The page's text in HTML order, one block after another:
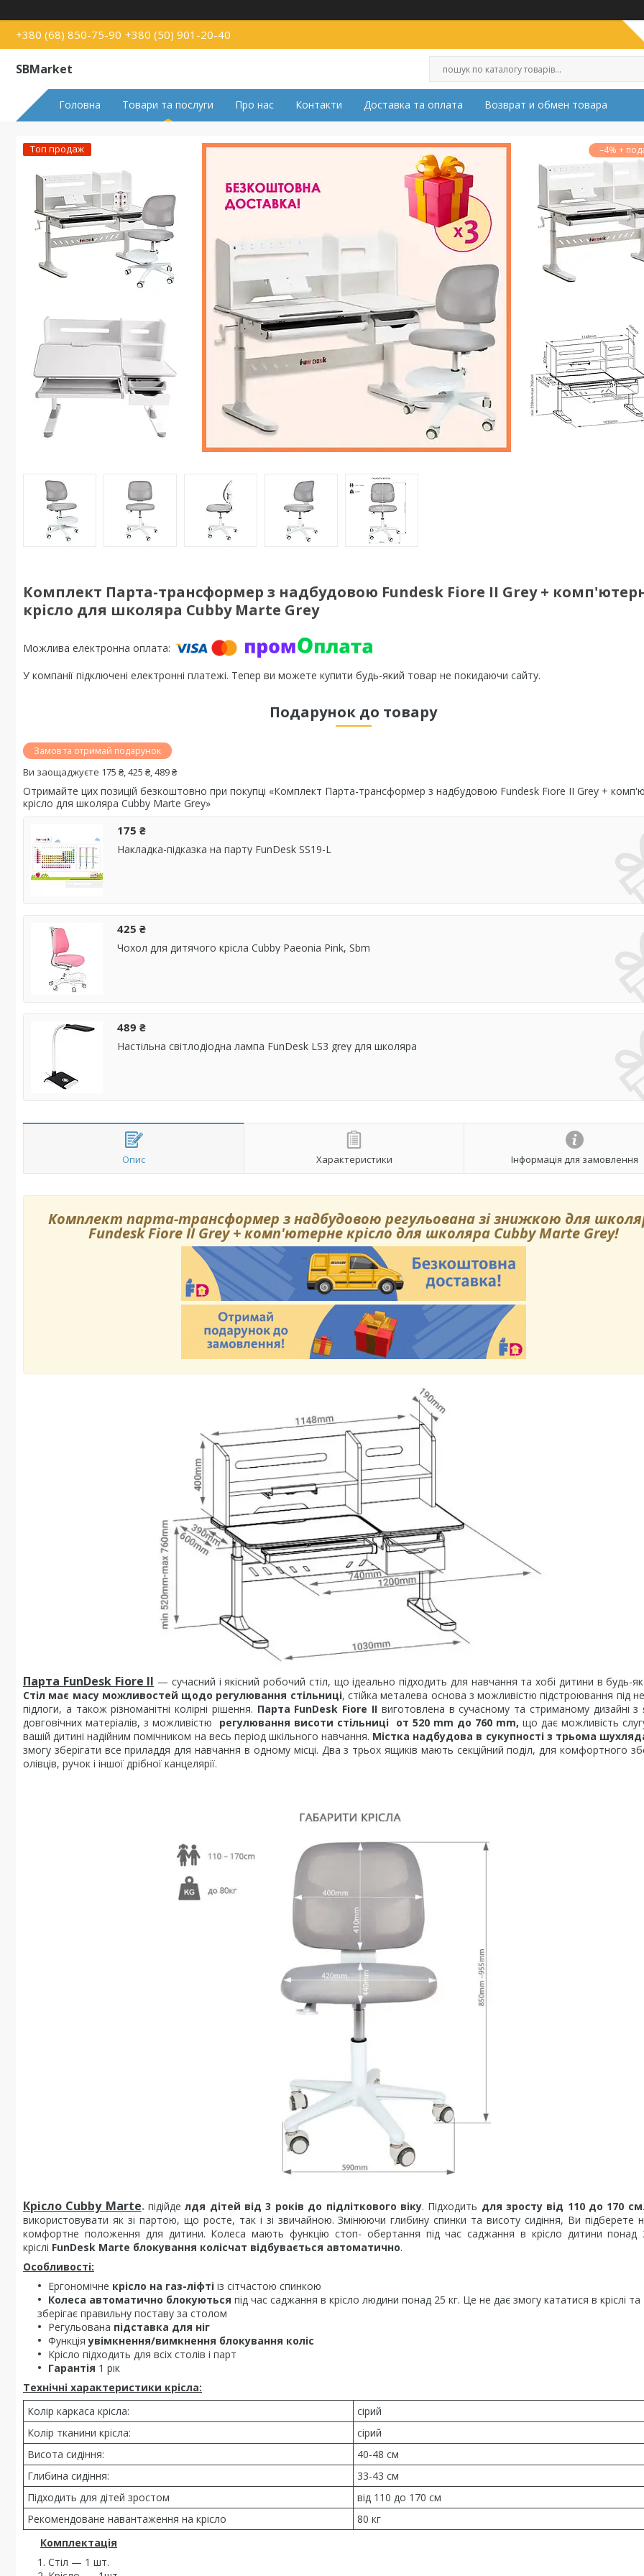
+380 (68) 850-75-90 +380 (50) 901-20-40
SBMarket
Головна Товари та послуги Про нас Контакти Доставка та оплата Возврат и обмен товара
Топ продаж –4%
Комплект Парта-трансформер з надбудовою Fundesk Fiore II Grey +
крісло для школяра Cubby Marte Grey
У компанії підключені електронні платежі. Тепер ви можете купити будь-який товар не покидаючи сайту.
Подарунок до товару
Замов та отримай подарунок
Ви заощаджуєте 175 ₴, 425 ₴, 489 ₴
Отримайте цих позицій безкоштовно при покупці «Комплект Парта-трансформер з надбудовою Fundesk Fiore II Grey +
крісло для школяра Cubby Marte Grey»
175 ₴
Накладка-підказка на парту FunDesk SS19-L
425 ₴
Чохол для дитячого крісла Cubby Paeonia Pink, Sbm
489 ₴
Настільна світлодіодна лампа FunDesk LS3 grey для школяра
Опис Характеристики Інформація для замовлення
Комплект парта-трансформер з надбудовою регульована зі знижкою для
Fundesk Fiore II Grey + комп'ютерне крісло для школяра Cubby Marte Grey!
Парта FunDesk Fiore II — сучасний і якісний робочий стіл, що ідеально підходить для навчання та хобі дитини в будь-
Стіл має масу можливостей щодо регулювання стільниці, стійка металева основа з можливістю підстроювання під
підлоги, а також різноманітні колірні рішення. Парта FunDesk Fiore II виготовлена в сучасному та стриманому дизайні з
довговічних матеріалів, з можливістю регулювання висоти стільниці от 520 mm до 760 mm, що дає можливість
вашій дитині надійним помічником на весь період шкільного навчання. Містка надбудова в сукупності з трьома
змогу зберігати все приладдя для навчання в одному місці. Два з трьох ящиків мають секційний поділ, для комфортного
олівців, ручок і іншої дрібної канцелярії.
Крісло Cubby Marte. підійделдя дітей від 3 років до підліткового віку. Підходить для зросту від 110 до 170 см
використовувати як зі партою, що росте, так і зі звичайною. Змінюючи глибину спинки та висоту сидіння, Ви підберете
комфортне положення для дитини. Колеса мають функцію стоп- обертання під час саджання в крісло дитини понад
кріслі FunDesk Marte блокування колісчат відбувається автоматично.
Особливості:
Ергономічне крісло на газ-ліфті із сітчастою спинкою
Колеса автоматично блокуються під час саджання в крісло людини понад 25 кг. Це не дає змогу кататися в кріслі та
зберігає правильну поставу за столом
Регульована підставка для ніг
Функціяувімкнення/вимкнення блокування коліс
Крісло підходить для всіх столів і парт
Гарантія 1 рік
Технічні характеристики крісла:
Колір каркаса крісла:
сірий
Колір тканини крісла:
сірий
Висота сидіння:
40-48 см
Глибина сидіння:
33-43 см
Підходить для дітей зростом
від 110 до 170 см
Рекомендоване навантаження на крісло
80 кг
Комплектація
Стіл — 1 шт.